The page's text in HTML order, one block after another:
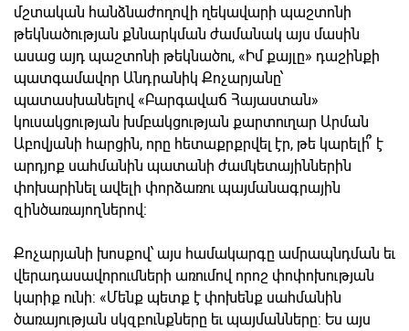
մշտական հանձնաժողովի ղեկավարի պաշտոնի
թեկնածության քննարկման ժամանակ այս մասին
ասաց այդ պաշտոնի թեկնածու, «Իմ քայլը» դաշինքի
պատգամավոր Անդրանիկ Քոչարյանը՝
պատասխանելով «Բարգավաճ Հայաստան»
կուսակցության խմբակցության քարտուղար Արման
Աբովյանի հարցին, որը հետաքրքրվել էր, թե կարելի՞ է
արդյոք սահմանին պատանի ժամկետայիններին
փոխարինել ավելի փորձառու պայմանագրային
զինծառայողներով:
Քոչարյանի խոսքով՝ այս համակարգը ամրապնդման եւ
վերադասավորումների առումով որոշ փոփոխության
կարիք ունի: «Մենք պետք է փոխենք սահմանին
ծառայության սկզբունքները եւ պայմանները: Ես այս